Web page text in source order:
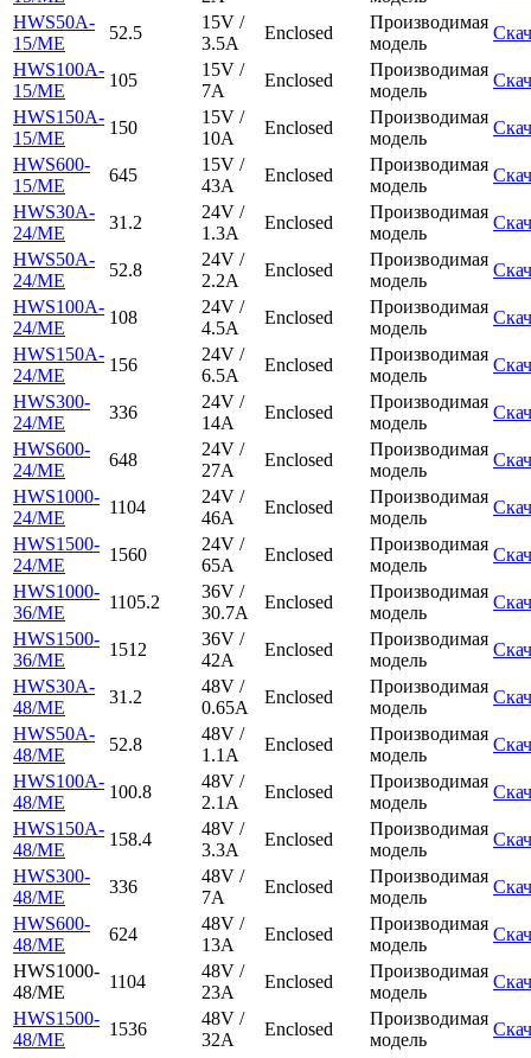
HWS50A-
15/ME
52.5
15V /
3.5A
Enclosed
Производимая
модель
HWS100A-
15/ME
105
15V /
7A
Enclosed
Производимая
модель
HWS150A-
15/ME
150
15V /
10A
Enclosed
Производимая
модель
HWS600-
15/ME
645
15V /
43A
Enclosed
Производимая
модель
HWS30A-
24/ME
31.2
24V /
1.3A
Enclosed
Производимая
модель
HWS50A-
24/ME
52.8
24V /
2.2A
Enclosed
Производимая
модель
HWS100A-
24/ME
108
24V /
4.5A
Enclosed
Производимая
модель
HWS150A-
24/ME
156
24V /
6.5A
Enclosed
Производимая
модель
HWS300-
24/ME
336
24V /
14A
Enclosed
Производимая
модель
HWS600-
24/ME
648
24V /
27A
Enclosed
Производимая
модель
HWS1000-
24/ME
1104
24V /
46A
Enclosed
Производимая
модель
HWS1500-
24/ME
1560
24V /
65A
Enclosed
Производимая
модель
HWS1000-
36/ME
1105.2
36V /
30.7A
Enclosed
Производимая
модель
HWS1500-
36/ME
1512
36V /
42A
Enclosed
Производимая
модель
HWS30A-
48/ME
31.2
48V /
0.65A
Enclosed
Производимая
модель
HWS50A-
48/ME
52.8
48V /
1.1A
Enclosed
Производимая
модель
HWS100A-
48/ME
100.8
48V /
2.1A
Enclosed
Производимая
модель
HWS150A-
48/ME
158.4
48V /
3.3A
Enclosed
Производимая
модель
HWS300-
48/ME
336
48V /
7A
Enclosed
Производимая
модель
HWS600-
48/ME
624
48V /
13A
Enclosed
Производимая
модель
HWS1000-
48/ME
1104
48V /
23A
Enclosed
Производимая
модель
HWS1500-
48/ME
1536
48V /
32A
Enclosed
Производимая
модель